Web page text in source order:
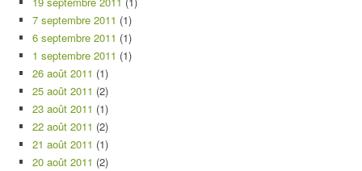
7 septembre 2011 (1)
6 septembre 2011 (1)
1 septembre 2011 (1)
26 août 2011 (1)
25 août 2011 (2)
23 août 2011 (1)
22 août 2011 (2)
21 août 2011 (1)
20 août 2011 (2)